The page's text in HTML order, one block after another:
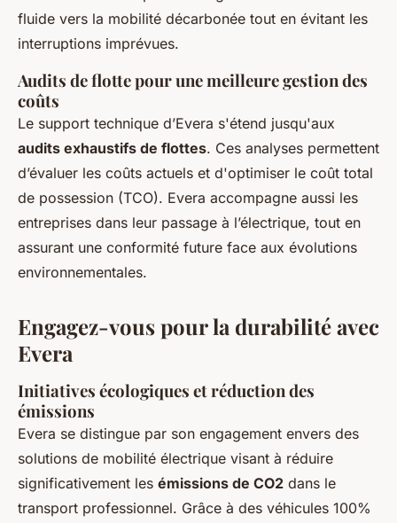
fluide vers la mobilité décarbonée tout en évitant les
interruptions imprévues.
Audits de flotte pour une meilleure gestion des
coûts
Le support technique d’Evera s'étend jusqu'aux
audits exhaustifs de flottes. Ces analyses permettent
d’évaluer les coûts actuels et d'optimiser le coût total
de possession (TCO). Evera accompagne aussi les
entreprises dans leur passage à l’électrique, tout en
assurant une conformité future face aux évolutions
environnementales.
Engagez-vous pour la durabilité avec
Evera
Initiatives écologiques et réduction des
émissions
Evera se distingue par son engagement envers des
solutions de mobilité électrique visant à réduire
significativement les émissions de CO2 dans le
transport professionnel. Grâce à des véhicules 100%